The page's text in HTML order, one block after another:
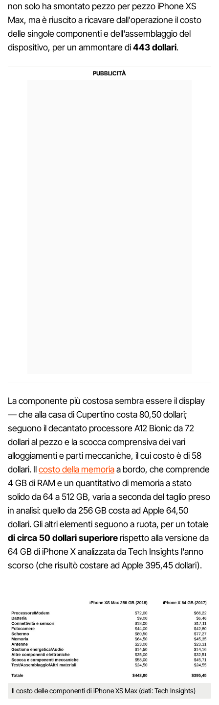
non solo ha smontato pezzo per pezzo iPhone XS
Max, ma è riuscito a ricavare dall'operazione il costo
delle singole componenti e dell'assemblaggio del
dispositivo, per un ammontare di443 dollari.
La componente più costosa sembra essere il display
— che alla casa di Cupertino costa 80,50 dollari;
seguono il decantato processore A12 Bionic da 72
dollari al pezzo e la scocca comprensiva dei vari
alloggiamenti e parti meccaniche, il cui costo è di 58
dollari. Ilcosto della memoriaa bordo, che comprende
4 GB di RAM e un quantitativo di memoria a stato
solido da 64 a 512 GB, varia a seconda del taglio preso
in analisi: quello da 256 GB costa ad Apple 64,50
dollari. Gli altri elementi seguono a ruota, per un totale
di circa 50 dollari superiore rispetto alla versione da
64 GB di iPhone X analizzata da Tech Insights l'anno
scorso (che risultò costare ad Apple 395,45 dollari).
Il costo delle componenti di iPhone XS Max (dati: Tech Insights)